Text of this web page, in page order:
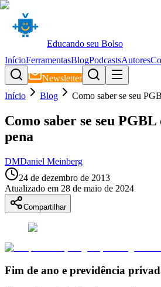
Educando seu Bolso
InícioFerramentasBlogPodcastsAutores
Newsletter
Início
Blog Como saber se seu
Como saber se seu PGBL
pena
DMDaniel Meinberg
24 de dezembro de 2013
Atualizado em 28 de maio de 2024
Compartilhar
Fim de ano e previdência